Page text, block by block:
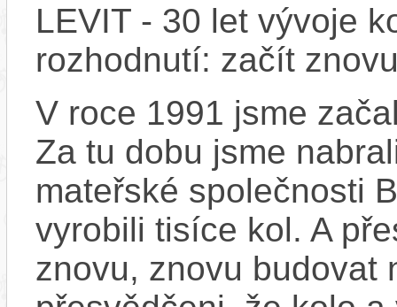
LEVIT - 30 let vývoje
rozhodnutí: začít
V roce 1991 jsme
Za tu dobu jsme
mateřské společnosti
vyrobili tisíce kol. A
znovu, znovu budovat